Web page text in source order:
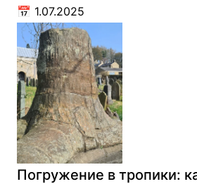
📅 1.07.2025
Погружение в тропики: